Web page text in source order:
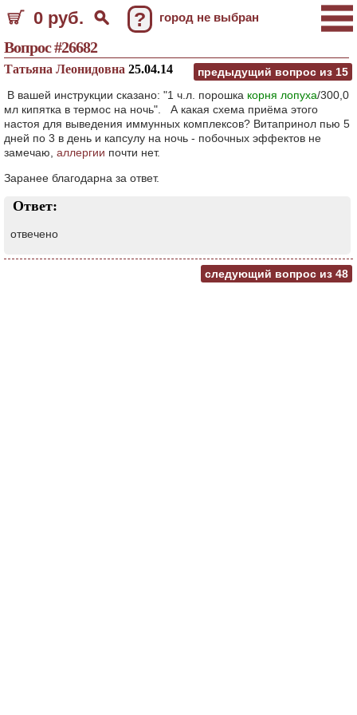
0 руб. ? город не выбран
Вопрос #26682
предыдущий вопрос из 15
Татьяна Леонидовна 25.04.14
В вашей инструкции сказано: "1 ч.л. порошка корня лопуха/300,0
мл кипятка в термос на ночь". А какая схема приёма этого
настоя для выведения иммунных комплексов? Витапринол пью 5
дней по 3 в день и капсулу на ночь - побочных эффектов не
замечаю, аллергии почти нет.
Заранее благодарна за ответ.
Ответ:
отвечено
следующий вопрос из 48